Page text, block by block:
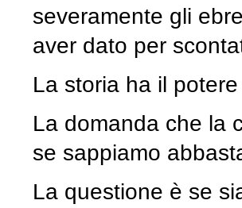
severamente gli
aver dato per
La storia ha il
La domanda che la
se sappiamo
La questione è se